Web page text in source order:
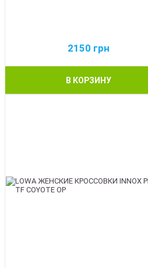
2150 грн
В КОРЗИНУ